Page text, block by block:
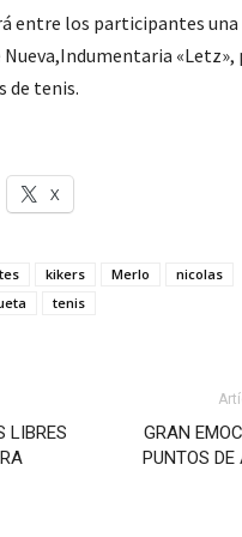
entre los participantes
«Letz»,
de tenis.
X
kikers Merlo
nicolas
tenis
LIBRES
GRAN
PUNTOS DE